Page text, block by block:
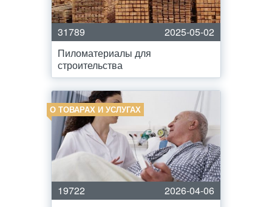
31789
2025-05-02
Пиломатериалы для
строительства
О ТОВАРАХ И УСЛУГАХ
19722
2026-04-06